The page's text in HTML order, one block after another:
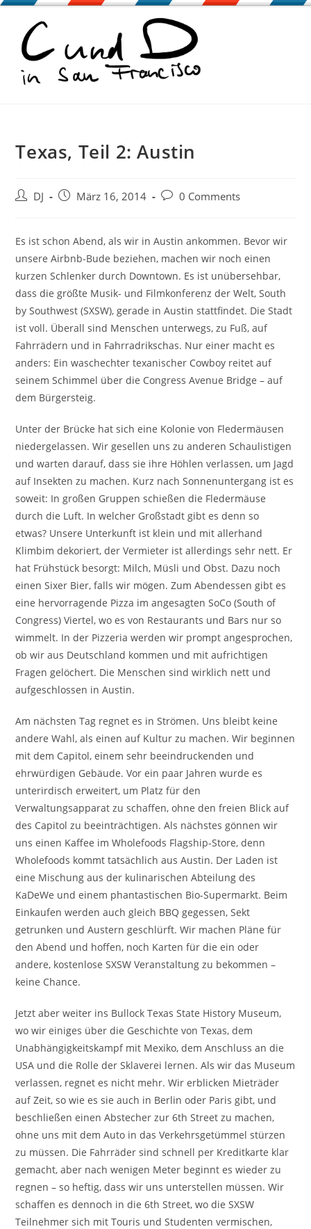
Zum
springen
Texas, Teil 2: Austin
Beitrags-
DJ
BeitragMärz 16, 2014
Beitrags-
0 Comments
Es ist schon Abend, als wir in Austin ankommen. Bevor wir
unsere Airbnb-Bude beziehen, machen wir noch einen
kurzen Schlenker durch Downtown. Es ist unübersehbar,
dass die größte Musik- und Filmkonferenz der Welt, South
by Southwest (SXSW), gerade in Austin stattfindet. Die Stadt
ist voll. Überall sind Menschen unterwegs, zu Fuß, auf
Fahrrädern und in Fahrradrikschas. Nur einer macht es
anders: Ein waschechter texanischer Cowboy reitet auf
seinem Schimmel über die Congress Avenue Bridge – auf
dem Bürgersteig.
Unter der Brücke hat sich eine Kolonie von Fledermäusen
niedergelassen. Wir gesellen uns zu anderen Schaulistigen
und warten darauf, dass sie ihre Höhlen verlassen, um Jagd
auf Insekten zu machen. Kurz nach Sonnenuntergang ist es
soweit: In großen Gruppen schießen die Fledermäuse
durch die Luft. In welcher Großstadt gibt es denn so
etwas? Unsere Unterkunft ist klein und mit allerhand
Klimbim dekoriert, der Vermieter ist allerdings sehr nett. Er
hat Frühstück besorgt: Milch, Müsli und Obst. Dazu noch
einen Sixer Bier, falls wir mögen. Zum Abendessen gibt es
eine hervorragende Pizza im angesagten SoCo (South of
Congress) Viertel, wo es von Restaurants und Bars nur so
wimmelt. In der Pizzeria werden wir prompt angesprochen,
ob wir aus Deutschland kommen und mit aufrichtigen
Fragen gelöchert. Die Menschen sind wirklich nett und
aufgeschlossen in Austin.
Am nächsten Tag regnet es in Strömen. Uns bleibt keine
andere Wahl, als einen auf Kultur zu machen. Wir beginnen
mit dem Capitol, einem sehr beeindruckenden und
ehrwürdigen Gebäude. Vor ein paar Jahren wurde es
unterirdisch erweitert, um Platz für den
Verwaltungsapparat zu schaffen, ohne den freien Blick auf
des Capitol zu beeinträchtigen. Als nächstes gönnen wir
uns einen Kaffee im Wholefoods Flagship-Store, denn
Wholefoods kommt tatsächlich aus Austin. Der Laden ist
eine Mischung aus der kulinarischen Abteilung des
KaDeWe und einem phantastischen Bio-Supermarkt. Beim
Einkaufen werden auch gleich BBQ gegessen, Sekt
getrunken und Austern geschlürft. Wir machen Pläne für
den Abend und hoffen, noch Karten für die ein oder
andere, kostenlose SXSW Veranstaltung zu bekommen –
keine Chance.
Jetzt aber weiter ins Bullock Texas State History Museum,
wo wir einiges über die Geschichte von Texas, dem
Unabhängigkeitskampf mit Mexiko, dem Anschluss an die
USA und die Rolle der Sklaverei lernen. Als wir das Museum
verlassen, regnet es nicht mehr. Wir erblicken Mieträder
auf Zeit, so wie es sie auch in Berlin oder Paris gibt, und
beschließen einen Abstecher zur 6th Street zu machen,
ohne uns mit dem Auto in das Verkehrsgetümmel stürzen
zu müssen. Die Fahrräder sind schnell per Kreditkarte klar
gemacht, aber nach wenigen Meter beginnt es wieder zu
regnen – so heftig, dass wir uns unterstellen müssen. Wir
schaffen es dennoch in die 6th Street, wo die SXSW
Teilnehmer sich mit Touris und Studenten vermischen,